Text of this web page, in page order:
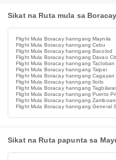
Sikat na Ruta mula sa Boracay
Flight Mula Boracay hanngang Maynila
Flight Mula Boracay hanngang Cebu
Flight Mula Boracay hanngang Bacolod
Flight Mula Boracay hanngang Davao
Flight Mula Boracay hanngang Tacloban
Flight Mula Boracay hanngang Taipei
Flight Mula Boracay hanngang Cagayan
Flight Mula Boracay hanngang Iloilo
Flight Mula Boracay hanngang
Flight Mula Boracay hanngang Puerto
Flight Mula Boracay hanngang
Flight Mula Boracay hanngang General
Sikat na Ruta papunta sa